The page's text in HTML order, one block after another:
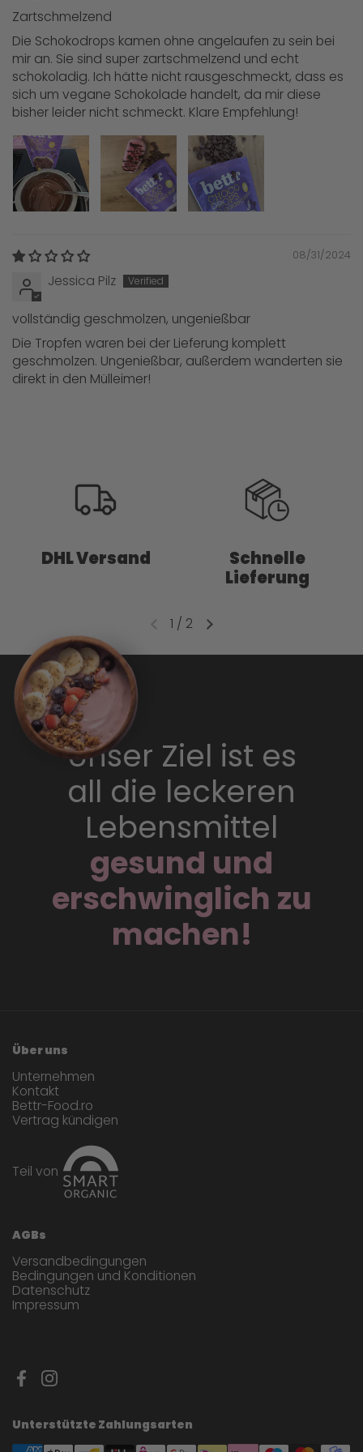
Zartschmelzend
Die Schokodrops kamen ohne angelaufen zu sein bei
mir an. Sie sind super zartschmelzend und echt
schokoladig. Ich hätte nicht rausgeschmeckt, dass es
sich um vegane Schokolade handelt, da mir diese
bisher leider nicht schmeckt. Klare Empfehlung!
08/31/2024
Jessica Pilz
vollständig geschmolzen, ungenießbar
Die Tropfen waren bei der Lieferung komplett
geschmolzen. Ungenießbar, außerdem wanderten sie
direkt in den Mülleimer!
DHL Versand
Schnelle
Lieferung
1 / 2
Unser Ziel ist es
all die leckeren
Lebensmittel
gesund und
erschwinglich zu
machen!
Über uns
Unternehmen
Kontakt
Bettr-Food.ro
Vertrag kündigen
Teil von
AGBs
Versandbedingungen
Bedingungen und Konditionen
Datenschutz
Impressum
FacebookInstagram
Unterstützte Zahlungsarten